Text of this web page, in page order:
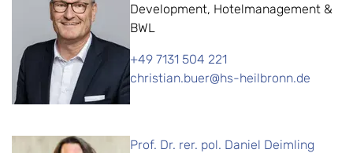
Development, Hotelmanagement &
BWL
+49 7131 504 221
christian.buer@hs-heilbronn.de
Prof. Dr. rer. pol. Daniel Deimling